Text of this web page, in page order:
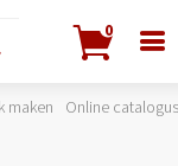
0
maken Online catalogus